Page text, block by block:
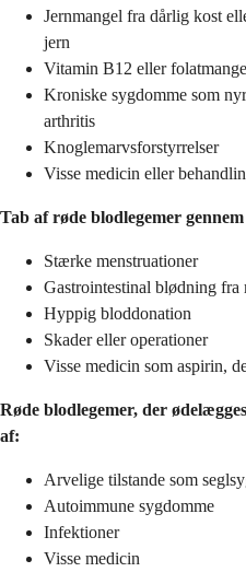
Jernmangel fra dårlig kost
jern
Vitamin B12 eller
Kroniske sygdomme som
arthritis
Knoglemarvsforstyrrelser
Visse medicin eller
Tab af røde blodlegemer
Stærke menstruationer
Gastrointestinal blødning fra
Hyppig bloddonation
Skader eller operationer
Visse medicin som aspirin,
Røde blodlegemer, der
af:
Arvelige tilstande som
Autoimmune sygdomme
Infektioner
Visse medicin